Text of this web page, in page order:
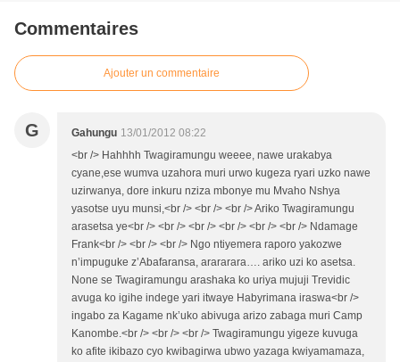
Commentaires
Ajouter un commentaire
G Gahungu 13/01/2012 08:22
<br /> Hahhhh Twagiramungu weeee, nawe urakabya
cyane,ese wumva uzahora muri urwo kugeza ryari uzko nawe
uzirwanya, dore inkuru nziza mbonye mu Mvaho Nshya
yasotse uyu munsi,<br /> <br /> <br /> Ariko Twagiramungu
arasetsa ye<br /> <br /> <br /> <br /> <br /> <br /> Ndamage
Frank<br /> <br /> <br /> Ngo ntiyemera raporo yakozwe
n’impuguke z’Abafaransa, arararara…. ariko uzi ko asetsa.
None se Twagiramungu arashaka ko uriya mujuji Trevidic
avuga ko igihe indege yari itwaye Habyrimana iraswa<br />
ingabo za Kagame nk’uko abivuga arizo zabaga muri Camp
Kanombe.<br /> <br /> <br /> Twagiramungu yigeze kuvuga
ko afite ikibazo cyo kwibagirwa ubwo yazaga kwiyamamaza,